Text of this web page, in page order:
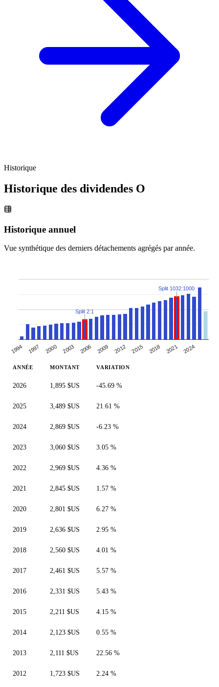
Historique
Historique des dividendes O
Historique annuel
Vue synthétique des derniers détachements agrégés par année.
1994 1997 2000 2003 2006 2009 2012 2015 2018 2021 2024
Split 2:1
Split 1032:1000
ANNÉE MONTANT VARIATION
2026 1,895 $US -45.69 %
2025 3,489 $US 21.61 %
2024 2,869 $US -6.23 %
2023 3,060 $US 3.05 %
2022 2,969 $US 4.36 %
2021 2,845 $US 1.57 %
2020 2,801 $US 6.27 %
2019 2,636 $US 2.95 %
2018 2,560 $US 4.01 %
2017 2,461 $US 5.57 %
2016 2,331 $US 5.43 %
2015 2,211 $US 4.15 %
2014 2,123 $US 0.55 %
2013 2,111 $US 22.56 %
2012 1,723 $US 2.24 %